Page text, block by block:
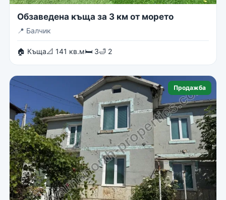
Обзаведена къща за 3 км от морето
📍 Балчик
🏠 Къща📐 141 кв.м🛏 3🛁 2
Продажба